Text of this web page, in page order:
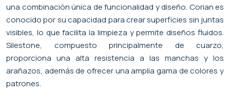
una combinación única de funcionalidad y diseño. Corian es
conocido por su capacidad para crear superficies sin juntas
visibles, lo que facilita la limpieza y permite diseños fluidos.
Silestone, compuesto principalmente de cuarzo,
proporciona una alta resistencia a las manchas y los
arañazos, además de ofrecer una amplia gama de colores y
patrones.